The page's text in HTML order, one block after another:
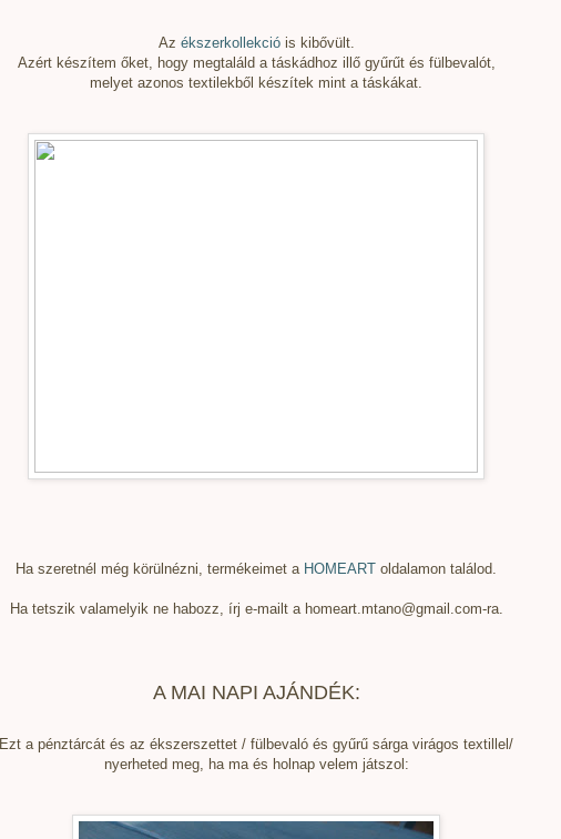
Az ékszerkollekció is kibővült.
Azért készítem őket, hogy megtaláld a táskádhoz illő gyűrűt és fülbevalót,
melyet azonos textilekből készítek mint a táskákat.
Ha szeretnél még körülnézni, termékeimet a HOMEART oldalamon találod.
Ha tetszik valamelyik ne habozz, írj e-mailt a homeart.mtano@gmail.com-ra.
A MAI NAPI AJÁNDÉK:
Ezt a pénztárcát és az ékszerszettet / fülbevaló és gyűrű sárga virágos textillel/
nyerheted meg, ha ma és holnap velem játszol: